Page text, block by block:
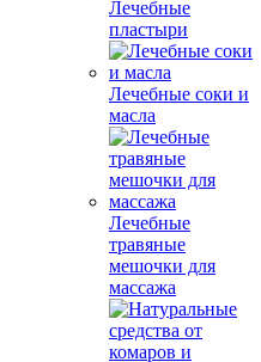
Лечебные
пластыри
Лечебные соки и
масла
Лечебные
травяные
мешочки для
массажа